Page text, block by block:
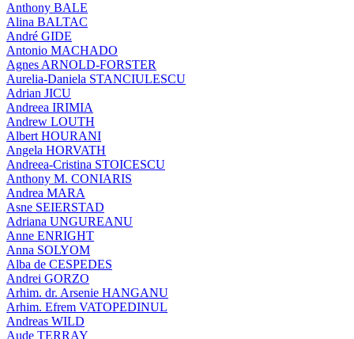
Anthony BALE
Alina BALTAC
André GIDE
Antonio MACHADO
Agnes ARNOLD-FORSTER
Aurelia-Daniela STANCIULESCU
Adrian JICU
Andreea IRIMIA
Andrew LOUTH
Albert HOURANI
Angela HORVATH
Andreea-Cristina STOICESCU
Anthony M. CONIARIS
Andrea MARA
Asne SEIERSTAD
Adriana UNGUREANU
Anne ENRIGHT
Anna SOLYOM
Alba de CESPEDES
Andrei GORZO
Arhim. dr. Arsenie HANGANU
Arhim. Efrem VATOPEDINUL
Andreas WILD
Aude TERRAY